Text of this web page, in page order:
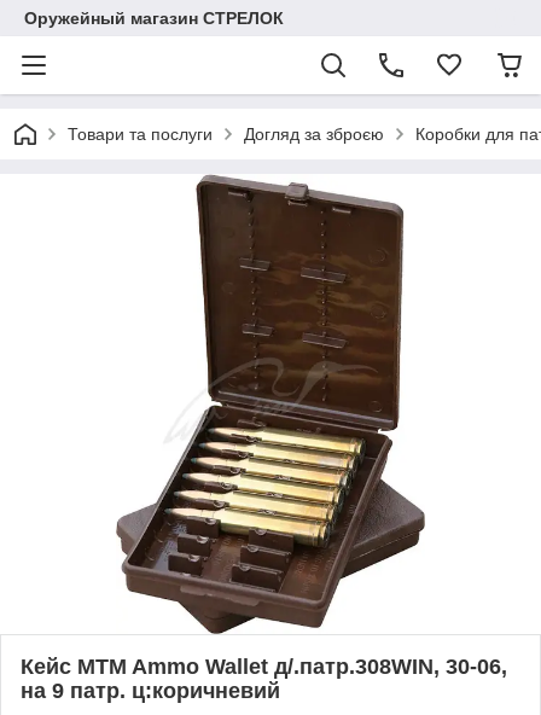
Оружейный магазин СТРЕЛОК
Товари та послуги Догляд за зброєю Коробки для
Кейс MTM Ammo Wallet д/.патр.308WIN, 30-06,
на 9 патр. ц:коричневий